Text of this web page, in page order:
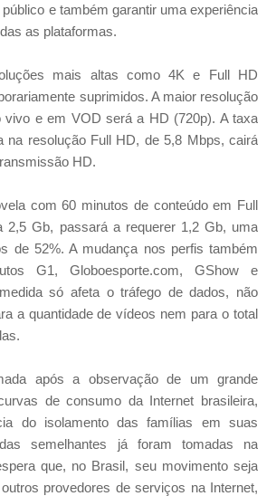
e também garantir uma experiência
as plataformas.
mais altas como 4K e Full HD
suprimidos. A maior resolução
vivo e em VOD será a HD (720p). A taxa
na resolução Full HD, de 5,8 Mbps, cairá
HD.
com 60 minutos de conteúdo em Full
2,5 Gb, passará a requerer 1,2 Gb, uma
de 52%. A mudança nos perfis também
G1, Globoesporte.com, GShow e
só afeta o tráfego de dados, não
a quantidade de vídeos nem para o total
após a observação de um grande
de consumo da Internet brasileira,
do isolamento das famílias em suas
semelhantes já foram tomadas na
que, no Brasil, seu movimento seja
provedores de serviços na Internet,